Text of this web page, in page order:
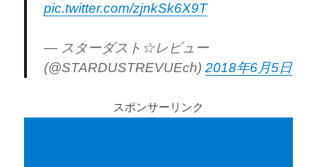
pic.twitter.com/zjnkSk6X9T
— スターダスト☆レビュー
(@STARDUSTREVUEch)2018年6月5日
スポンサーリンク